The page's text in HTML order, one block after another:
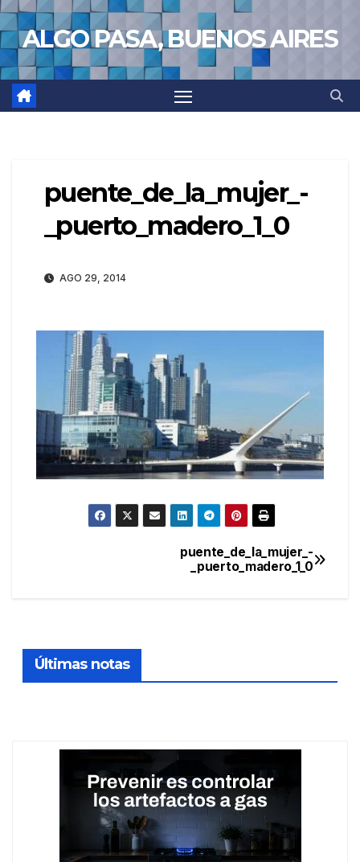
Saltar
al
contenido
ALGO PASA, BUENOS AIRES
puente_de_la_mujer_-
_puerto_madero_1_0
AGO 29, 2014
puente_de_la_mujer_-
_puerto_madero_1_0
Últimas notas